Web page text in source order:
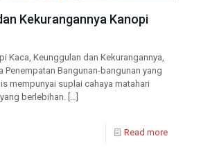
Kekurangannya Kanopi
Kaca, Keunggulan dan Kekurangannya,
Penempatan Bangunan-bangunan yang
mempunyai suplai cahaya matahari
berlebihan. […]
Read more